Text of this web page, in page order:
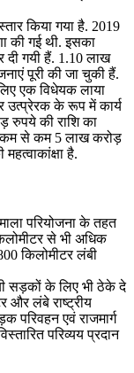
किया गया है. 2019
की गई थी. इसका
दी गयी हैं. 1.10 लाख
पूरी की जा चुकी हैं.
एक विधेयक लाया
उत्‍प्रेरक के रूप में कार्य
रुपये की राशि का
कम से कम 5 लाख करोड़
है.
परियोजना के तहत
से भी अधिक
किलोमीटर लंबी
सड़कों के लिए भी ठेके दे
और लंबे राष्‍ट्रीय
परिवहन एवं राजमार्ग
परिव्‍यय प्रदान